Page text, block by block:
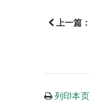
上一篇：
列印本页